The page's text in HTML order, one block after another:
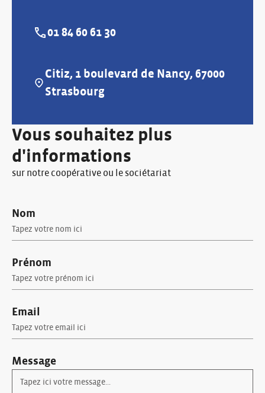
Vous souhaitez plus
d'informations
sur notre coopérative ou le sociétariat
Nom
Prénom
Email
Message
Téléphone :
01 84 60 61 30
Adresse :
Citiz, 1 boulevard de Nancy, 67000
Strasbourg